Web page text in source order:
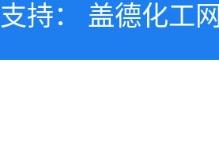
支持： 盖德化工网